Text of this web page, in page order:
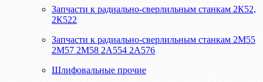
Запчасти к радиально-сверлильным станкам 2К52,
2К522
Запчасти к радиально-сверлильным станкам 2М55
2М57 2М58 2А554 2А576
Шлифовальные прочие